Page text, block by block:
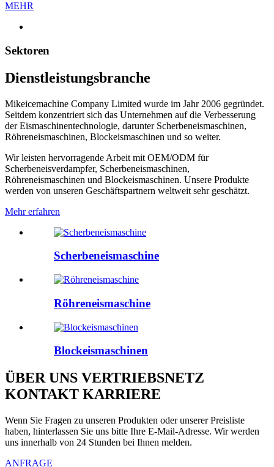
MEHR
Sektoren
Dienstleistungsbranche
Mikeicemachine Company Limited wurde im Jahr 2006 gegründet.
Seitdem konzentriert sich das Unternehmen auf die Verbesserung
der Eismaschinentechnologie, darunter Scherbeneismaschinen,
Röhreneismaschinen, Blockeismaschinen und so weiter.
Wir leisten hervorragende Arbeit mit OEM/ODM für
Scherbeneisverdampfer, Scherbeneismaschinen,
Röhreneismaschinen und Blockeismaschinen. Unsere Produkte
werden von unseren Geschäftspartnern weltweit sehr geschätzt.
Mehr erfahren
Scherbeneismaschine
Röhreneismaschine
Blockeismaschinen
ÜBER UNS VERTRIEBSNETZ
KONTAKT KARRIERE
Wenn Sie Fragen zu unseren Produkten oder unserer Preisliste
haben, hinterlassen Sie uns bitte Ihre E-Mail-Adresse. Wir werden
uns innerhalb von 24 Stunden bei Ihnen melden.
ANFRAGE